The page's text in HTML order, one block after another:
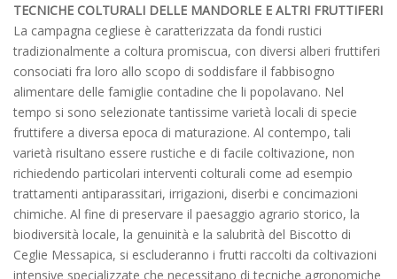
TECNICHE COLTURALI DELLE MANDORLE E ALTRI FRUTTIFERI
La campagna cegliese è caratterizzata da fondi rustici
tradizionalmente a coltura promiscua, con diversi alberi fruttiferi
consociati fra loro allo scopo di soddisfare il fabbisogno
alimentare delle famiglie contadine che li popolavano. Nel
tempo si sono selezionate tantissime varietà locali di specie
fruttifere a diversa epoca di maturazione. Al contempo, tali
varietà risultano essere rustiche e di facile coltivazione, non
richiedendo particolari interventi colturali come ad esempio
trattamenti antiparassitari, irrigazioni, diserbi e concimazioni
chimiche. Al fine di preservare il paesaggio agrario storico, la
biodiversità locale, la genuinità e la salubrità del Biscotto di
Ceglie Messapica, si escluderanno i frutti raccolti da coltivazioni
intensive specializzate che necessitano di tecniche agronomiche